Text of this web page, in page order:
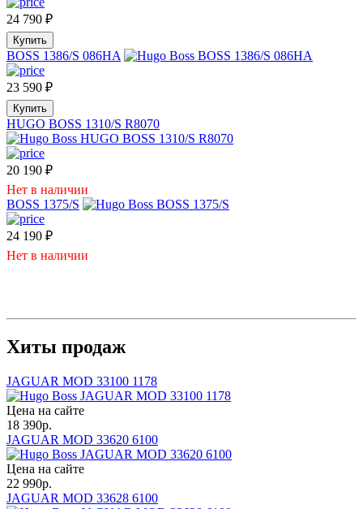
24 790 ₽
Купить
BOSS 1386/S 086HA
23 590 ₽
Купить
HUGO BOSS 1310/S R8070
20 190 ₽
Нет в наличии
BOSS 1375/S
24 190 ₽
Нет в наличии
Хиты продаж
JAGUAR MOD 33100 1178
Цена на сайте
18 390р.
JAGUAR MOD 33620 6100
Цена на сайте
22 990р.
JAGUAR MOD 33628 6100